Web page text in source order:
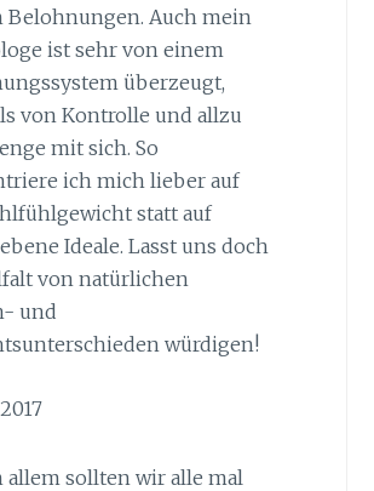
Belohnungen. Auch mein
ist sehr von einem
überzeugt,
von Kontrolle und allzu
mit sich. So
ich mich lieber auf
statt auf
Ideale. Lasst uns doch
von natürlichen
und
würdigen!
allem sollten wir alle mal